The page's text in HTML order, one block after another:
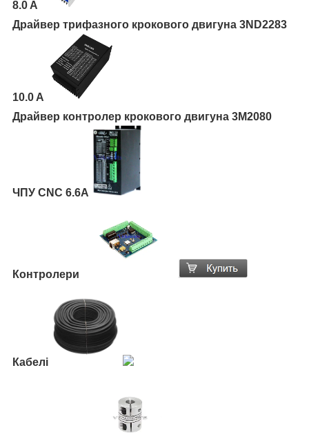
8.0 A
Драйвер трифазного крокового двигуна 3ND2283
10.0 A
Драйвер контролер крокового двигуна 3М2080
ЧПУ CNC 6.6A
Контролери
Кабелі